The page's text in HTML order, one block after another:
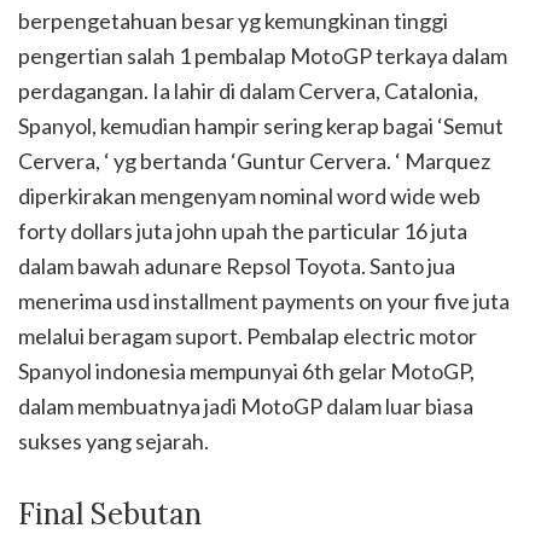
berpengetahuan besar yg kemungkinan tinggi
pengertian salah 1 pembalap MotoGP terkaya dalam
perdagangan. Ia lahir di dalam Cervera, Catalonia,
Spanyol, kemudian hampir sering kerap bagai ‘Semut
Cervera, ‘ yg bertanda ‘Guntur Cervera. ‘ Marquez
diperkirakan mengenyam nominal word wide web
forty dollars juta john upah the particular 16 juta
dalam bawah adunare Repsol Toyota. Santo jua
menerima usd installment payments on your five juta
melalui beragam suport. Pembalap electric motor
Spanyol indonesia mempunyai 6th gelar MotoGP,
dalam membuatnya jadi MotoGP dalam luar biasa
sukses yang sejarah.
Final Sebutan